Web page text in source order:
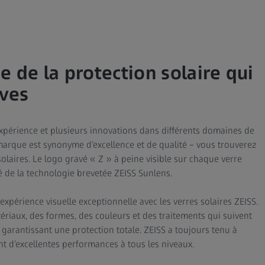
de la protection solaire qui
et plusieurs innovations dans différents domaines de
est synonyme d’excellence et de qualité – vous trouverez
Le logo gravé « Z » à peine visible sur chaque verre
la technologie brevetée ZEISS Sunlens.
visuelle exceptionnelle avec les verres solaires ZEISS.
des formes, des couleurs et des traitements qui suivent
une protection totale. ZEISS a toujours tenu à
d’excellentes performances à tous les niveaux.